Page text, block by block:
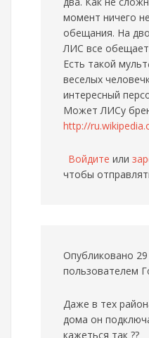
момент ничего
обещания. На
ЛИС все
Есть такой
веселых
интересный
Может ЛИСу
http://
Войдите или
чтобы
Опубликовано
пользователем
Даже в тех
дома он
кажеться так ??